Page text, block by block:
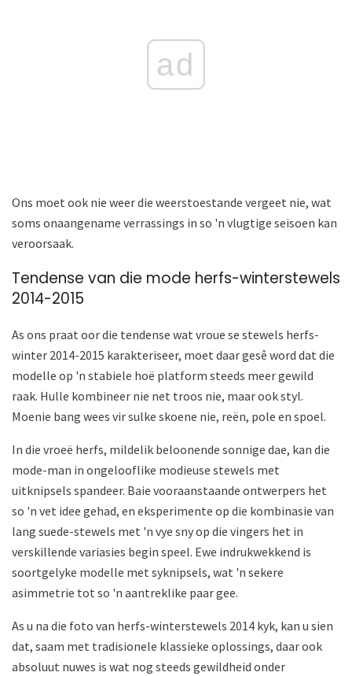
ad
Ons moet ook nie weer die weerstoestande vergeet nie, wat
soms onaangename verrassings in so 'n vlugtige seisoen kan
veroorsaak.
Tendense van die mode herfs-winterstewels
2014-2015
As ons praat oor die tendense wat vroue se stewels herfs-
winter 2014-2015 karakteriseer, moet daar gesê word dat die
modelle op 'n stabiele hoë platform steeds meer gewild
raak. Hulle kombineer nie net troos nie, maar ook styl.
Moenie bang wees vir sulke skoene nie, reën, pole en spoel.
In die vroeë herfs, mildelik beloonende sonnige dae, kan die
mode-man in ongelooflike modieuse stewels met
uitknipsels spandeer. Baie vooraanstaande ontwerpers het
so 'n vet idee gehad, en eksperimente op die kombinasie van
lang suede-stewels met 'n vye sny op die vingers het in
verskillende variasies begin speel. Ewe indrukwekkend is
soortgelyke modelle met syknipsels, wat 'n sekere
asimmetrie tot so 'n aantreklike paar gee.
As u na die foto van herfs-winterstewels 2014 kyk, kan u sien
dat, saam met tradisionele klassieke oplossings, daar ook
absoluut nuwes is wat nog steeds gewildheid onder